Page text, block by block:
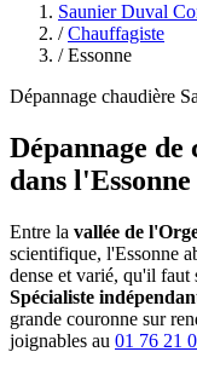
Saunier Duval
/ Chauffagiste
/ Essonne
Dépannage chaudière
Dépannage
dans
Entre la vallée de
scientifique, l'Essonne
dense et varié, qu'il faut
Spécialiste
grande couronne sur
joignables au 01 76 21